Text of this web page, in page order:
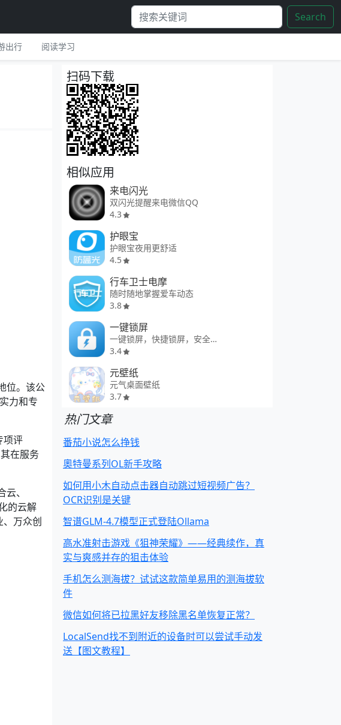
Search
出行 阅读学习
位。该公
力和专
项评
在服务
、
的云解
、万众创
扫码下载
相似应用
来电闪光
双闪光提醒来电微信QQ
4.3
护眼宝
护眼宝夜用更舒适
4.5
行车卫士电摩
随时随地掌握爱车动态
3.8
一键锁屏
一键锁屏，快捷锁屏，安全贴心
3.4
元壁纸
元气桌面壁纸
3.7
热门文章
番茄小说怎么挣钱
奧特曼系列OL新手攻略
如何用小木自动点击器自动跳过短视频广告？
OCR识别是关键
智谱GLM-4.7模型正式登陆Ollama
高水准射击游戏《狙神荣耀》——经典续作，真
实与爽感并存的狙击体验
手机怎么测海拔？试试这款简单易用的测海拔软
件
微信如何将已拉黑好友移除黑名单恢复正常？
LocalSend找不到附近的设备时可以尝试手动发
送【图文教程】